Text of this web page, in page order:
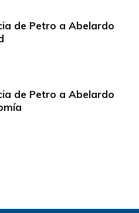
de Petro a Abelardo
de Petro a Abelardo